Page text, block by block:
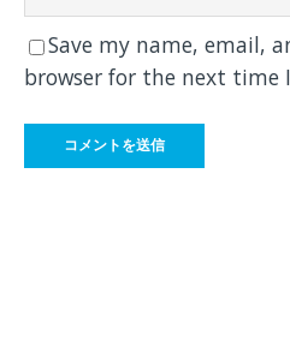
Save my name, email,
browser for the next time